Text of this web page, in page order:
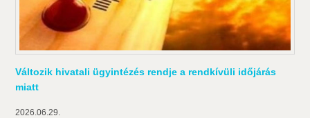
Változik hivatali ügyintézés rendje a rendkívüli időjárás
miatt
2026.06.29.